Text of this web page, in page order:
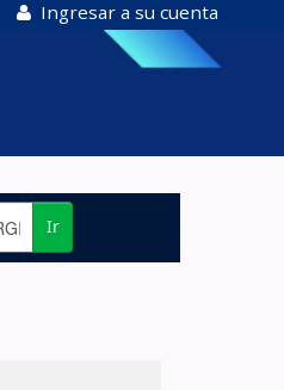
Ingresar a su cuenta
Ir